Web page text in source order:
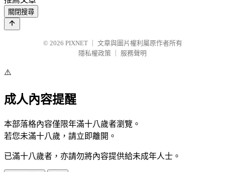
關閉搜尋
© 2026 PIXNET
文章與圖片權利屬原作者所有
隱私權政策
服務聲明
⚠️
成人內容提醒
本部落格內容僅限年滿十八歲者瀏覽。
若您未滿十八歲，請立即離開。
已滿十八歲者，亦請勿將內容提供給未成年人士。